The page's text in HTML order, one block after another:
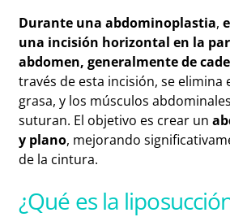
Durante una abdominoplastia,
una incisión horizontal en la
abdomen, generalmente de
través de esta incisión, se elimina
grasa, y los músculos
suturan. El objetivo es crear un
y plano, mejorando
de la cintura.
¿Qué es la